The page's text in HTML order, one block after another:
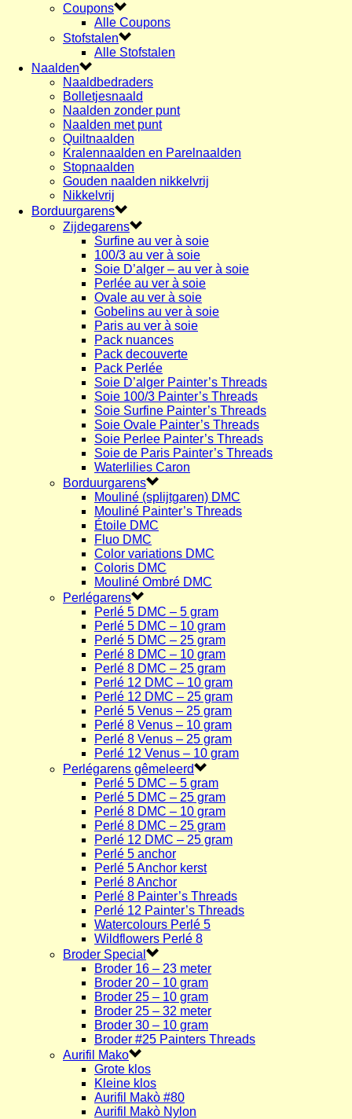
Coupons
Alle Coupons
Stofstalen
Alle Stofstalen
Naalden
Naaldbedraders
Bolletjesnaald
Naalden zonder punt
Naalden met punt
Quiltnaalden
Kralennaalden en Parelnaalden
Stopnaalden
Gouden naalden nikkelvrij
Nikkelvrij
Borduurgarens
Zijdegarens
Surfine au ver à soie
100/3 au ver à soie
Soie D’alger – au ver à soie
Perlée au ver à soie
Ovale au ver à soie
Gobelins au ver à soie
Paris au ver à soie
Pack nuances
Pack decouverte
Pack Perlée
Soie D’alger Painter’s Threads
Soie 100/3 Painter’s Threads
Soie Surfine Painter’s Threads
Soie Ovale Painter’s Threads
Soie Perlee Painter’s Threads
Soie de Paris Painter’s Threads
Waterlilies Caron
Borduurgarens
Mouliné (splijtgaren) DMC
Mouliné Painter’s Threads
Étoile DMC
Fluo DMC
Color variations DMC
Coloris DMC
Mouliné Ombré DMC
Perlégarens
Perlé 5 DMC – 5 gram
Perlé 5 DMC – 10 gram
Perlé 5 DMC – 25 gram
Perlé 8 DMC – 10 gram
Perlé 8 DMC – 25 gram
Perlé 12 DMC – 10 gram
Perlé 12 DMC – 25 gram
Perlé 5 Venus – 25 gram
Perlé 8 Venus – 10 gram
Perlé 8 Venus – 25 gram
Perlé 12 Venus – 10 gram
Perlégarens gêmeleerd
Perlé 5 DMC – 5 gram
Perlé 5 DMC – 25 gram
Perlé 8 DMC – 10 gram
Perlé 8 DMC – 25 gram
Perlé 12 DMC – 25 gram
Perlé 5 anchor
Perlé 5 Anchor kerst
Perlé 8 Anchor
Perlé 8 Painter’s Threads
Perlé 12 Painter’s Threads
Watercolours Perlé 5
Wildflowers Perlé 8
Broder Special
Broder 16 – 23 meter
Broder 20 – 10 gram
Broder 25 – 10 gram
Broder 25 – 32 meter
Broder 30 – 10 gram
Broder #25 Painters Threads
Aurifil Mako
Grote klos
Kleine klos
Aurifil Makò #80
Aurifil Makò Nylon